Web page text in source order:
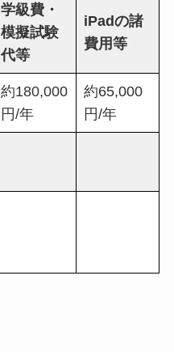
学級費・
模擬試験
代等
iPadの諸
費用等
約180,000
円/年
約65,000
円/年